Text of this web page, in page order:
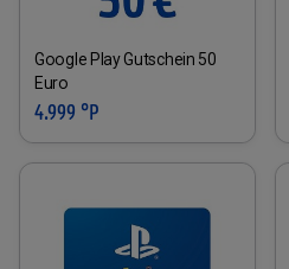
Google Play Gutschein 50
Euro
4.999 °P